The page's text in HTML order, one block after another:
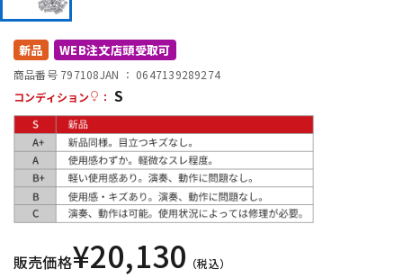
配信/ライブ機器
中古 ヴィンテージ
新品 WEB注文店頭受取可
商品番号 797108JAN ： 0647139289274
コンディション
： S
販売価格¥20,130 （税込）